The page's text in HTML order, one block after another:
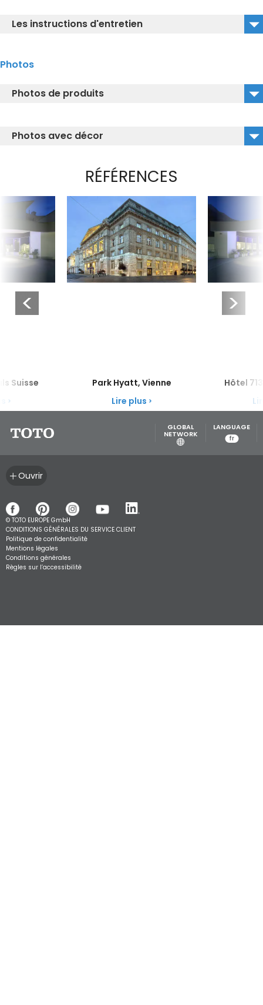
Instruction manual NEOREST AC EW
Les instructions d'entretien
Photos
Photos de produits
Remote_control_Neorest_AC_EW.jpg
Photos avec décor
RÉFÉRENCES
Previous Slide
Suisse
Park Hyatt, Vienne
Lire plus
Hôtel
Next Slide
GLOBAL
NETWORK
LANGUAGE
fr
Ouvrir
© TOTO EUROPE GmbH
CONDITIONS GÉNÉRALES DU SERVICE CLIENT
Politique de confidentialité
Mentions légales
Conditions générales
Règles sur l’accessibilité